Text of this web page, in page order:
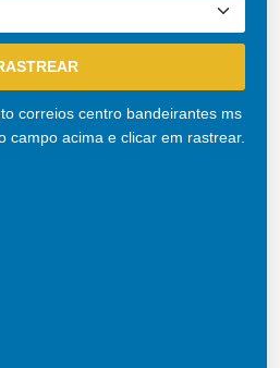
correios centro bandeirantes ms
campo acima e clicar em rastrear.